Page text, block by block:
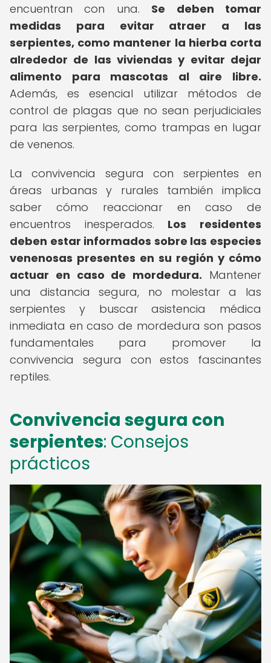
encuentran con una. Se deben tomar
medidas para evitar atraer a las
serpientes, como mantener la hierba corta
alrededor de las viviendas y evitar dejar
alimento para mascotas al aire libre.
Además, es esencial utilizar métodos de
control de plagas que no sean perjudiciales
para las serpientes, como trampas en lugar
de venenos.
La convivencia segura con serpientes en
áreas urbanas y rurales también implica
saber cómo reaccionar en caso de
encuentros inesperados. Los residentes
deben estar informados sobre las especies
venenosas presentes en su región y cómo
actuar en caso de mordedura. Mantener
una distancia segura, no molestar a las
serpientes y buscar asistencia médica
inmediata en caso de mordedura son pasos
fundamentales para promover la
convivencia segura con estos fascinantes
reptiles.
Convivencia segura con
serpientes: Consejos
prácticos